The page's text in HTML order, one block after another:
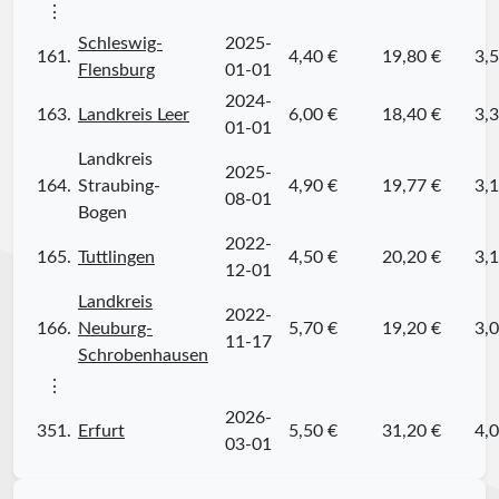
⋮
161.
Schleswig-
Flensburg
2025-
01-01
4,40 € 19,80 €
163. Landkreis Leer
2024-
01-01
6,00 € 18,40 €
164.
Landkreis
Straubing-
Bogen
2025-
08-01
4,90 € 19,77 €
165. Tuttlingen
2022-
12-01
4,50 € 20,20 €
166.
Landkreis
Neuburg-
Schrobenhausen
2022-
11-17
5,70 € 19,20 €
⋮
351. Erfurt
2026-
03-01
5,50 € 31,20 €